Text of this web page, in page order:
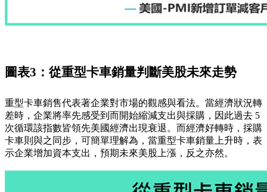
圖表3：從重型卡車銷量判斷美股未來走勢
重型卡車銷售代表著企業對市場的觀感與看法。當經濟狀況轉
差時，企業將率先感受到而開始縮減支出與採購，因此過去 5
次循環該指數皆領先美國經濟出現衰退。而經濟好轉時，採購
卡車則與之同步，可簡單理解為，當重型卡車銷量上升時，表
示企業增加資本支出，預期未來美股上漲，反之亦然。